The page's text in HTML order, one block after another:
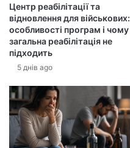
т
р
о
н
н
у
а
д
р
е
с
Центр реабілітації та
відновлення для військових:
особливості програм і чому
загальна реабілітація не
підходить
5 днів ago